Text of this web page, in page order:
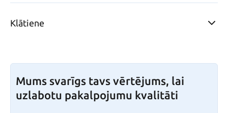
Klātiene
Mums svarīgs tavs vērtējums, lai
uzlabotu pakalpojumu kvalitāti